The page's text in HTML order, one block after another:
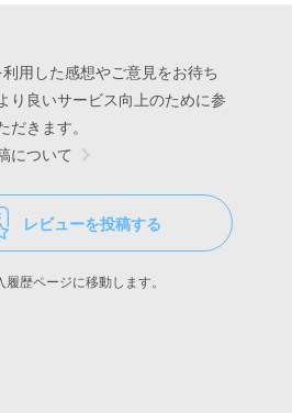
用した感想やご意見をお待ち
り良いサービス向上のために参
だきます。
について
レビューを投稿する
履歴ページに移動します。